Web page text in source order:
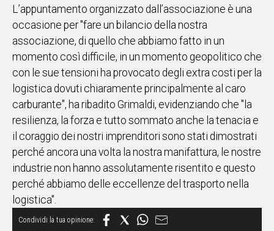
L’appuntamento organizzato dall’associazione è una
occasione per "fare un bilancio della nostra
associazione, di quello che abbiamo fatto in un
momento così difficile, in un momento geopolitico che
con le sue tensioni ha provocato degli extra costi per la
logistica dovuti chiaramente principalmente al caro
carburante", ha ribadito Grimaldi, evidenziando che "la
resilienza, la forza e tutto sommato anche la tenacia e
il coraggio dei nostri imprenditori sono stati dimostrati
perché ancora una volta la nostra manifattura, le nostre
industrie non hanno assolutamente risentito e questo
perché abbiamo delle eccellenze del trasporto nella
logistica".